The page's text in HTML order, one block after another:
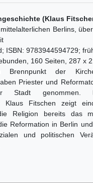
(Klaus
Berlins,
ISBN: 9783944594729;
160 Seiten, 287 x
der
Priester und
Stadt genommen.
Klaus Fitschen zeigt
Religion bereits das
Reformation in Berlin
und politischen